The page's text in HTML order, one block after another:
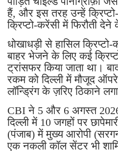
हैं, और इस तरह उन्हें
क्रिप्टो-करेंसी में फिरौती
धोखाधड़ी से हासिल
बाहर भेजने के लिए कई
ट्रांसफर किया जाता था।
रकम को दिल्ली में मौजूद
लॉन्ड्रिंग के ज़रिए ठिकाने
CBI ने 5 और 6 अगस्त
दिल्ली में 10 जगहों पर
(पंजाब) में मुख्य आरोपी
एक नकली कॉल सेंटर भी